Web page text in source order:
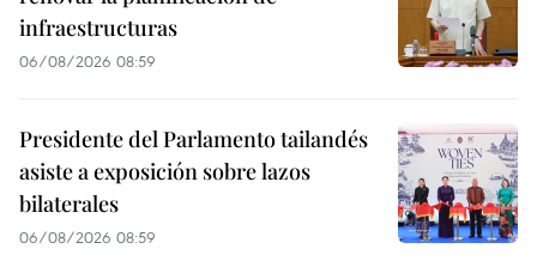
infraestructuras
06/08/2026 08:59
Presidente del Parlamento tailandés
asiste a exposición sobre lazos
bilaterales
06/08/2026 08:59